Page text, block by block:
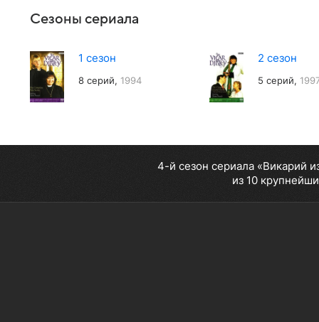
Сезоны сериала
1 сезон
8 серий, 1994
2 сезон
5 серий,
4-й сезон сериала «Викарий
из 10